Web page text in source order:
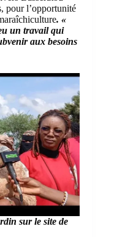
pour l’opportunité
. «
un travail qui
aux besoins
sur le site de